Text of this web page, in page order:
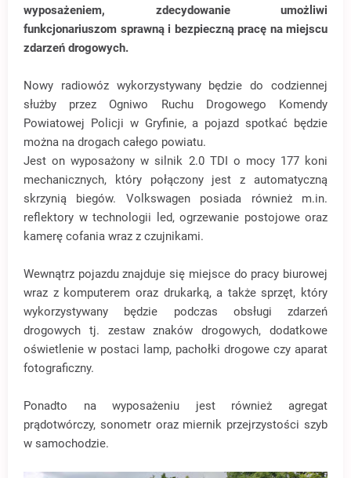
wyposażeniem, zdecydowanie umożliwi
funkcjonariuszom sprawną i bezpieczną pracę na miejscu
zdarzeń drogowych.
Nowy radiowóz wykorzystywany będzie do codziennej
służby przez Ogniwo Ruchu Drogowego Komendy
Powiatowej Policji w Gryfinie, a pojazd spotkać będzie
można na drogach całego powiatu.
Jest on wyposażony w silnik 2.0 TDI o mocy 177 koni
mechanicznych, który połączony jest z automatyczną
skrzynią biegów. Volkswagen posiada również m.in.
reflektory w technologii led, ogrzewanie postojowe oraz
kamerę cofania wraz z czujnikami.
Wewnątrz pojazdu znajduje się miejsce do pracy biurowej
wraz z komputerem oraz drukarką, a także sprzęt, który
wykorzystywany będzie podczas obsługi zdarzeń
drogowych tj. zestaw znaków drogowych, dodatkowe
oświetlenie w postaci lamp, pachołki drogowe czy aparat
fotograficzny.
Ponadto na wyposażeniu jest również agregat
prądotwórczy, sonometr oraz miernik przejrzystości szyb
w samochodzie.